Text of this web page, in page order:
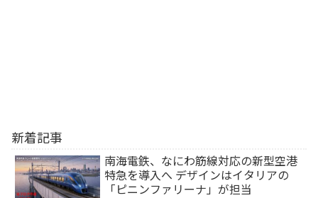
新着記事
南海電鉄、なにわ筋線対応の新型空港
特急を導入へ デザインはイタリアの
「ピニンファリーナ」が担当